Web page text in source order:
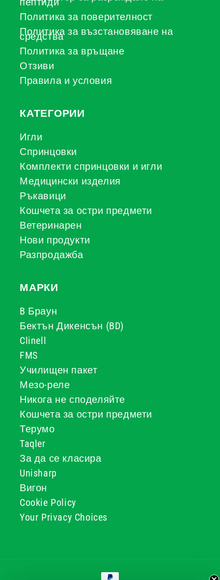
Политика за поверителност
Политика за възстановяване на
средства
Политика за връщане
Отзиви
Правила и условия
КАТЕГОРИИ
Игли
Спринцовки
Комплекти спринцовки и игли
Медицински изделия
Ръкавици
Кошчета за остри предмети
Ветеринарен
Нови продукти
Разпродажба
МАРКИ
B Браун
Бектън Дикенсън (BD)
Clinell
FMS
Училищен пакет
Мезо-реле
Никога не споделяйте
Кошчета за остри предмети
Терумо
Taqler
За да се класира
Unisharp
Вигон
Cookie Policy
Your Privacy Choices
Начини